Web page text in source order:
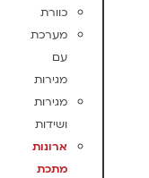
כוורת
מערכת
עם
מגירות
מגירות
ושידות
ארונות
מתכת